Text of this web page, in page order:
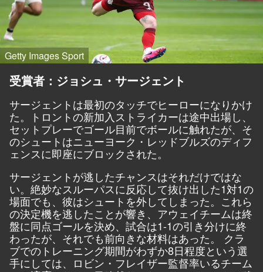
Getty Images Sport
受賞者：ジョシュ・サージェント
サージェントは最初のタッチでヒーローになりかけ
た。トロントの新加入ストライカーは途中出場し、
セットプレーでゴール目前でボールに触れたが、そ
のシュートはニューヨーク・レッドブルズのディフ
ェンスに即座にブロックされた。
サージェントが逃したチャンスはそれだけではな
い。絶妙なスルーパスに反応して抜け出した1対1の
場面でも、彼はシュートを外してしまった。これら
の決定機を逃したことが響き、アウェイチームは終
盤に同点ゴールを決め、試合は1-1の引き分けに終
わったが、それでも前向きな材料はあった。 クラ
ブでのトレーニング期間がわずか8日程度という選
手にしては、ロビン・フレイザー監督率いるチーム